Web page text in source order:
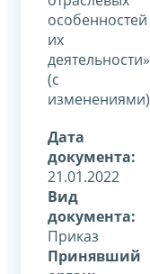
особенностей
их
деятельности»
(с
изменениями)
Дата
документа:
21.01.2022
Вид
документа:
Приказ
Принявший